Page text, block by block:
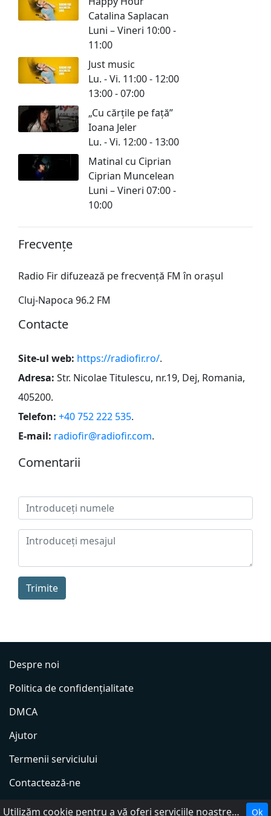
Catalina Saplacan
Luni – Vineri 10:00 -
11:00
Just music
Lu. - Vi. 11:00 - 12:00
13:00 - 07:00
„Cu cărțile pe față”
Ioana Jeler
Lu. - Vi. 12:00 - 13:00
Matinal cu Ciprian
Ciprian Muncelean
Luni – Vineri 07:00 -
10:00
Frecvențe
Radio Fir difuzează pe frecvență FM în orașul
Cluj-Napoca 96.2 FM
Сontacte
Site-ul web: https://radiofir.ro/.
Adresa: Str. Nicolae Titulescu, nr.19, Dej, Romania,
405200.
Telefon: +40 752 222 535.
E-mail: radiofir@radiofir.com.
Сomentarii
Trimite
Despre noi
Politica de confidențialitate
DMCA
Ajutor
Termenii serviciului
Contactează-ne
Adăugați radio
Utilizăm cookie pentru a vă oferi serviciile noastre. Cookie-urile facilitează interacțiunea cu site-ul web și ne ajută să-l facem mai util pentru dumneavoastră. Ok